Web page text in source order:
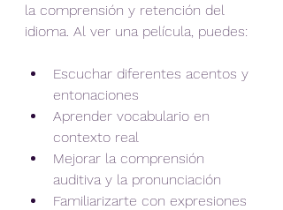
la comprensión y retención del
idioma. Al ver una película, puedes:
Escuchar diferentes acentos y
entonaciones
Aprender vocabulario en
contexto real
Mejorar la comprensión
auditiva y la pronunciación
Familiarizarte con expresiones